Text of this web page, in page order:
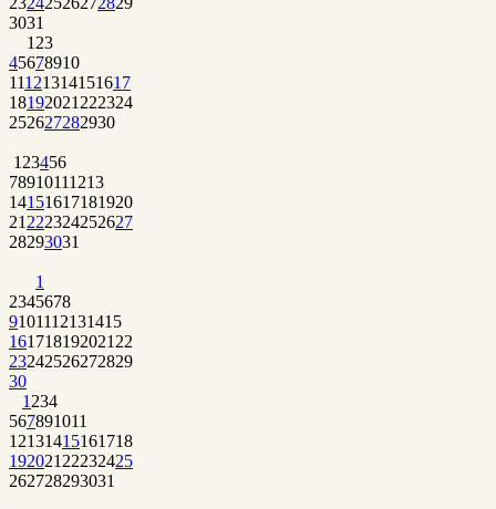
3031
1 23
45678910
11121314151617
18192021 222324
252627282930
1 23456
78910111213
14151617181920
21 222324252627
28293031
1
2345678
9101112131415
161718192021 22
23242526272829
30
1 234
567891011
12131415161718
192021 22232425
262728293031